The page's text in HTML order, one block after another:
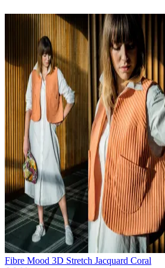
Fibre Mood 3D Stretch Jacquard Coral